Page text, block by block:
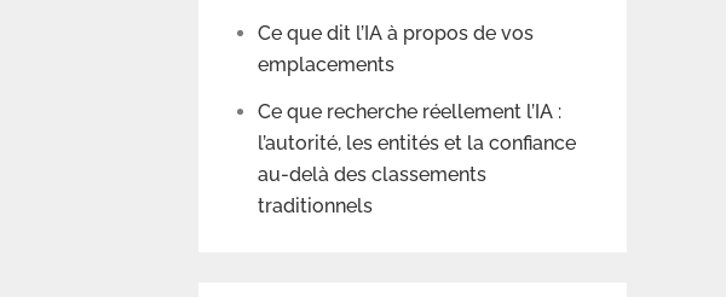
Ce que dit l’IA à propos de vos
emplacements
Ce que recherche réellement l’IA :
l’autorité, les entités et la confiance
au-delà des classements
traditionnels